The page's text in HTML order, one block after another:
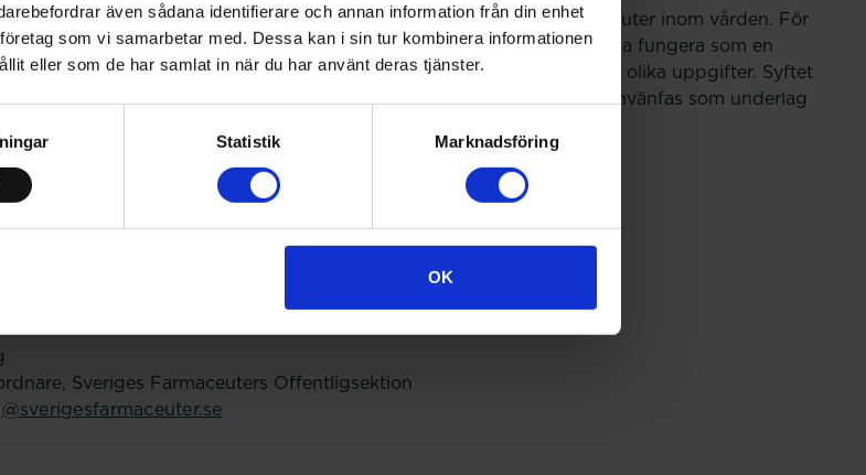
även sådana identifierare och annan information från din enhet
som vi samarbetar med. Dessa kan i sin tur kombinera informationen
eller som de har samlat in när du har använt deras tjänster.
Statistik Marknadsföring
OK
har tagit fram ett ramverk med sex vanliga rollområden för farmaceuter inom vården. För
klinisk farmaci, har detaljerade kriterier beskrivits. Ramverket ska fungera som en
lönelägen, utvecklingssteg och vilken kompetens som krävs för olika uppgifter. Syftet
att göra det lättare att utlysa tjänster på olika nivåer, och kan även använfas som underlag
Sveriges Farmaceuters Offentligsektion